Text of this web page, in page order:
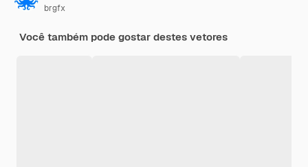
brgfx
Você também pode gostar destes vetores